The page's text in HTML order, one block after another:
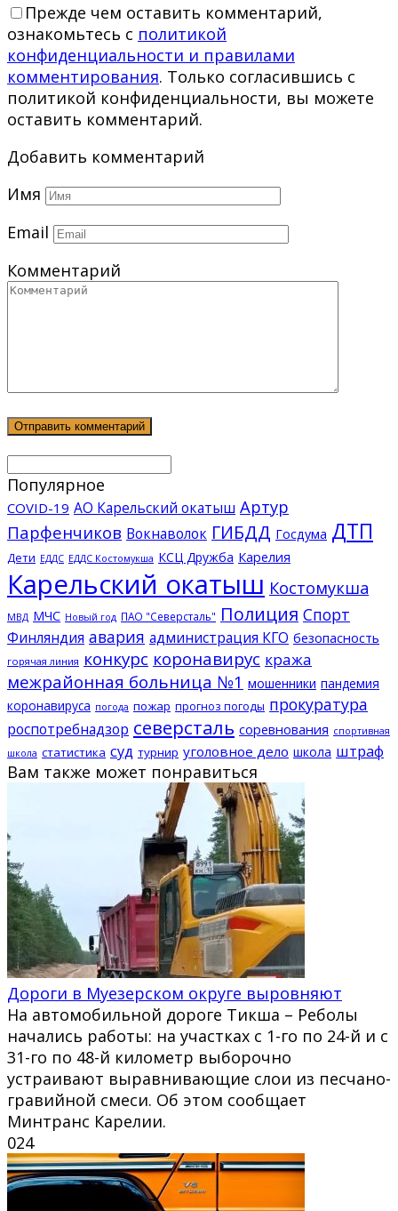
Прежде чем оставить комментарий,
ознакомьтесь с политикой
конфиденциальности и правилами
комментирования. Только согласившись с
политикой конфиденциальности, вы можете
оставить комментарий.
Добавить комментарий
Имя
Email
Комментарий
Популярное
COVID-19 АО Карельский окатыш Артур
Парфенчиков Вокнаволок ГИБДД Госдума ДТП
Дети ЕДДС ЕДДС Костомукша КСЦ Дружба Карелия
Карельский окатыш Костомукша
МВД МЧС Новый год ПАО "Северсталь" Полиция Спорт
Финляндия авария администрация КГО безопасность
горячая линия конкурс коронавирус кража
межрайонная больница №1 мошенники пандемия
коронавируса погода пожар прогноз погоды прокуратура
роспотребнадзор северсталь соревнования спортивная
школа статистика суд турнир уголовное дело школа штраф
Вам также может понравиться
Дороги в Муезерском округе выровняют
На автомобильной дороге Тикша – Реболы
начались работы: на участках с 1-го по 24-й и с
31-го по 48-й километр выборочно
устраивают выравнивающие слои из песчано-
гравийной смеси. Об этом сообщает
Минтранс Карелии.
024